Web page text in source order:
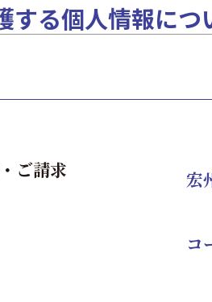
する個人情報につ
護するための社内ルールと社内体
ご請求 宏
コ